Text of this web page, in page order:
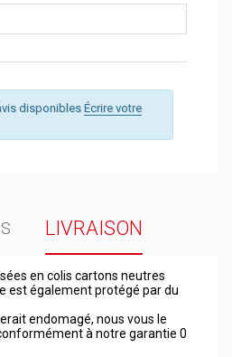
disponibles Écrire votre
LIVRAISON
en colis cartons neutres
est également protégé par du
endomagé, nous vous le
à notre garantie 0